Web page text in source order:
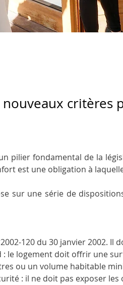
critères
pilier fondamental de la
est une obligation à
sur une série de
120 du 30 janvier 2002. Il
le logement doit offrir une
ou un volume habitable
: il ne doit pas exposer